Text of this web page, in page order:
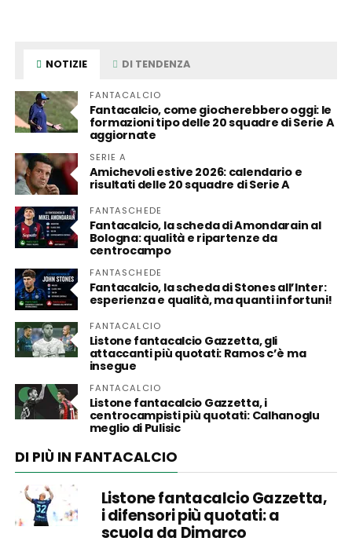
NOTIZIE DI TENDENZA
FANTACALCIO
Fantacalcio, come giocherebbero oggi: le
formazioni tipo delle 20 squadre di Serie A
aggiornate
SERIE A
Amichevoli estive 2026: calendario e
risultati delle 20 squadre di Serie A
FANTASCHEDE
Fantacalcio, la scheda di Amondarain al
Bologna: qualità e ripartenze da
centrocampo
FANTASCHEDE
Fantacalcio, la scheda di Stones all’Inter:
esperienza e qualità, ma quanti infortuni!
FANTACALCIO
Listone fantacalcio Gazzetta, gli
attaccanti più quotati: Ramos c’è ma
insegue
FANTACALCIO
Listone fantacalcio Gazzetta, i
centrocampisti più quotati: Calhanoglu
meglio di Pulisic
DI PIÙ IN FANTACALCIO
Listone fantacalcio Gazzetta,
i difensori più quotati: a
scuola da Dimarco